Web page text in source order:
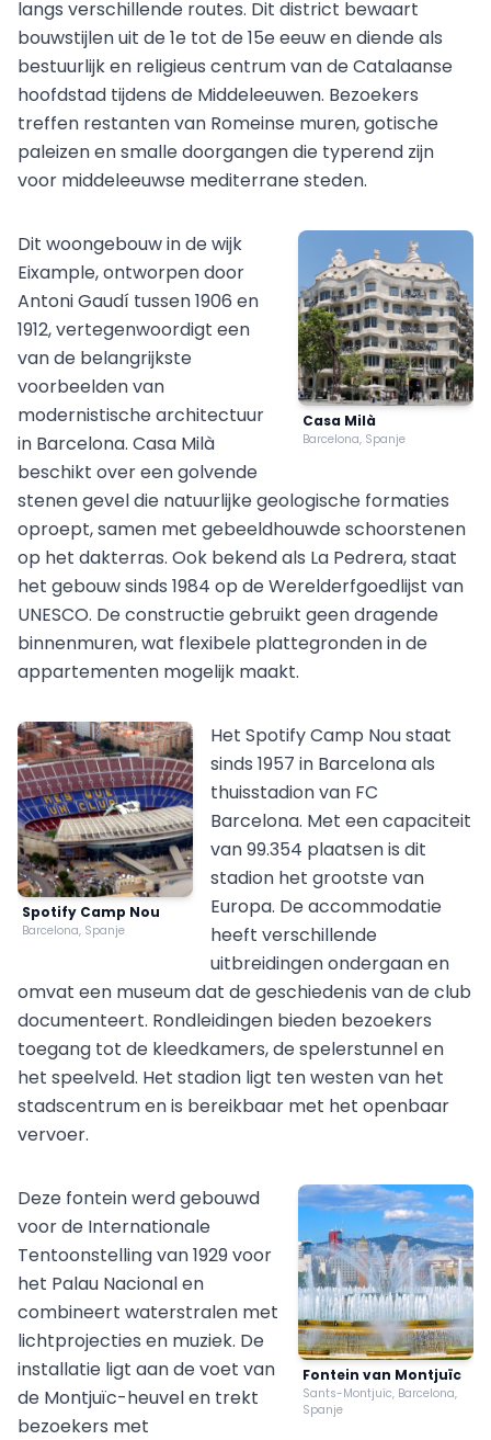
langs verschillende routes. Dit district bewaart
bouwstijlen uit de 1e tot de 15e eeuw en diende als
bestuurlijk en religieus centrum van de Catalaanse
hoofdstad tijdens de Middeleeuwen. Bezoekers
treffen restanten van Romeinse muren, gotische
paleizen en smalle doorgangen die typerend zijn
voor middeleeuwse mediterrane steden.
Casa Milà
Barcelona, Spanje
Dit woongebouw in de wijk
Eixample, ontworpen door
Antoni Gaudí tussen 1906 en
1912, vertegenwoordigt een
van de belangrijkste
voorbeelden van
modernistische architectuur
in Barcelona. Casa Milà
beschikt over een golvende
stenen gevel die natuurlijke geologische formaties
oproept, samen met gebeeldhouwde schoorstenen
op het dakterras. Ook bekend als La Pedrera, staat
het gebouw sinds 1984 op de Werelderfgoedlijst van
UNESCO. De constructie gebruikt geen dragende
binnenmuren, wat flexibele plattegronden in de
appartementen mogelijk maakt.
Spotify Camp Nou
Barcelona, Spanje
Het Spotify Camp Nou staat
sinds 1957 in Barcelona als
thuisstadion van FC
Barcelona. Met een capaciteit
van 99.354 plaatsen is dit
stadion het grootste van
Europa. De accommodatie
heeft verschillende
uitbreidingen ondergaan en
omvat een museum dat de geschiedenis van de club
documenteert. Rondleidingen bieden bezoekers
toegang tot de kleedkamers, de spelerstunnel en
het speelveld. Het stadion ligt ten westen van het
stadscentrum en is bereikbaar met het openbaar
vervoer.
Fontein van Montjuïc
Sants-Montjuïc, Barcelona,
Spanje
Deze fontein werd gebouwd
voor de Internationale
Tentoonstelling van 1929 voor
het Palau Nacional en
combineert waterstralen met
lichtprojecties en muziek. De
installatie ligt aan de voet van
de Montjuïc-heuvel en trekt
bezoekers met